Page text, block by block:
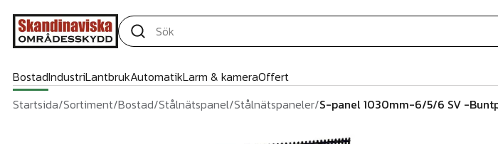
BostadIndustriLantbrukAutomatikLarm & kameraOffert
Startsida/Sortiment/Bostad/Stålnätspanel/Stålnätspaneler/S-panel 1030mm-6/5/6 SV -